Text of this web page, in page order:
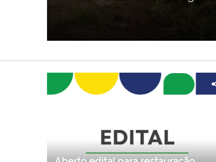
Consulta pública recebe